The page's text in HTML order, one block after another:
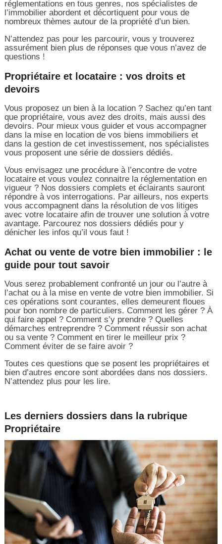
réglementations en tous genres, nos spécialistes de
l’immobilier abordent et décortiquent pour vous de
nombreux thèmes autour de la propriété d’un bien.
N’attendez pas pour les parcourir, vous y trouverez
assurément bien plus de réponses que vous n’avez de
questions !
Propriétaire et locataire : vos droits et
devoirs
Vous proposez un bien à la location ? Sachez qu’en tant
que propriétaire, vous avez des droits, mais aussi des
devoirs. Pour mieux vous guider et vous accompagner
dans la mise en location de vos biens immobiliers et
dans la gestion de cet investissement, nos spécialistes
vous proposent une série de dossiers dédiés.
Vous envisagez une procédure à l’encontre de votre
locataire et vous voulez connaitre la réglementation en
vigueur ? Nos dossiers complets et éclairants sauront
répondre à vos interrogations. Par ailleurs, nos experts
vous accompagnent dans la résolution de vos litiges
avec votre locataire afin de trouver une solution à votre
avantage. Parcourez nos dossiers dédiés pour y
dénicher les infos qu’il vous faut !
Achat ou vente de votre bien immobilier : le
guide pour tout savoir
Vous serez probablement confronté un jour ou l’autre à
l’achat ou à la mise en vente de votre bien immobilier. Si
ces opérations sont courantes, elles demeurent floues
pour bon nombre de particuliers. Comment les gérer ? À
qui faire appel ? Comment s’y prendre ? Quelles
démarches entreprendre ? Comment réussir son achat
ou sa vente ? Comment en tirer le meilleur prix ?
Comment éviter de se faire avoir ?
Toutes ces questions que se posent les propriétaires et
bien d’autres encore sont abordées dans nos dossiers.
N’attendez plus pour les lire.
Les derniers dossiers dans la rubrique
Propriétaire